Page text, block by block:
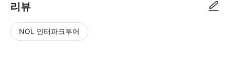
리뷰
NOL 인터파크투어